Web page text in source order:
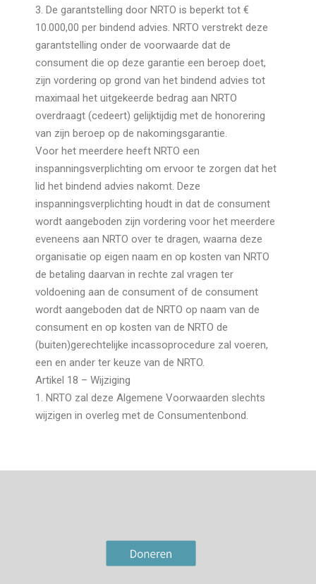
3. De garantstelling door NRTO is beperkt tot €
10.000,00 per bindend advies. NRTO verstrekt deze
garantstelling onder de voorwaarde dat de
consument die op deze garantie een beroep doet,
zijn vordering op grond van het bindend advies tot
maximaal het uitgekeerde bedrag aan NRTO
overdraagt (cedeert) gelijktijdig met de honorering
van zijn beroep op de nakomingsgarantie.
Voor het meerdere heeft NRTO een
inspanningsverplichting om ervoor te zorgen dat het
lid het bindend advies nakomt. Deze
inspanningsverplichting houdt in dat de consument
wordt aangeboden zijn vordering voor het meerdere
eveneens aan NRTO over te dragen, waarna deze
organisatie op eigen naam en op kosten van NRTO
de betaling daarvan in rechte zal vragen ter
voldoening aan de consument of de consument
wordt aangeboden dat de NRTO op naam van de
consument en op kosten van de NRTO de
(buiten)gerechtelijke incassoprocedure zal voeren,
een en ander ter keuze van de NRTO.
Artikel 18 – Wijziging
1. NRTO zal deze Algemene Voorwaarden slechts
wijzigen in overleg met de Consumentenbond.